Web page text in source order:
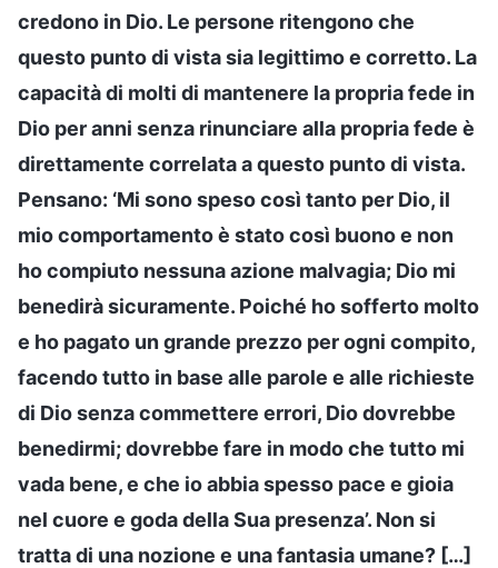
credono in Dio. Le persone ritengono che
questo punto di vista sia legittimo e corretto. La
capacità di molti di mantenere la propria fede in
Dio per anni senza rinunciare alla propria fede è
direttamente correlata a questo punto di vista.
Pensano: ‘Mi sono speso così tanto per Dio, il
mio comportamento è stato così buono e non
ho compiuto nessuna azione malvagia; Dio mi
benedirà sicuramente. Poiché ho sofferto molto
e ho pagato un grande prezzo per ogni compito,
facendo tutto in base alle parole e alle richieste
di Dio senza commettere errori, Dio dovrebbe
benedirmi; dovrebbe fare in modo che tutto mi
vada bene, e che io abbia spesso pace e gioia
nel cuore e goda della Sua presenza’. Non si
tratta di una nozione e una fantasia umane? […]